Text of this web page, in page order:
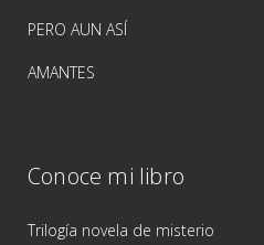
PERO AUN ASÍ
AMANTES
Conoce mi libro
Trilogía novela de misterio